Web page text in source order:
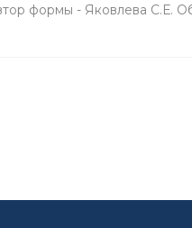
формы - Яковлева С.Е.